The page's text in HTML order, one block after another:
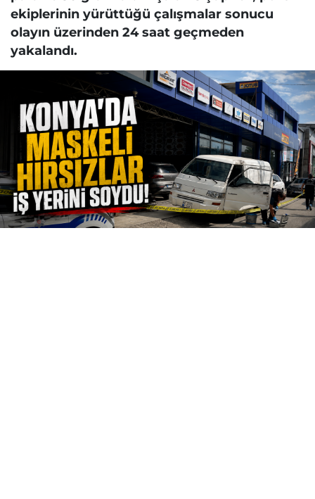
ekiplerinin yürüttüğü çalışmalar sonucu
olayın üzerinden 24 saat geçmeden
yakalandı.